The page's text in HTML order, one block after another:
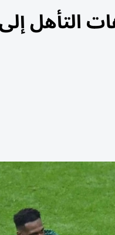
التأهل